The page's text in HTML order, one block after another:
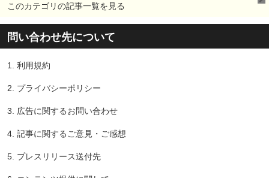
このカテゴリの記事一覧を見る
問い合わせ先について
1. 利用規約
2. プライバシーポリシー
3. 広告に関するお問い合わせ
4. 記事に関するご意見・ご感想
5. プレスリリース送付先